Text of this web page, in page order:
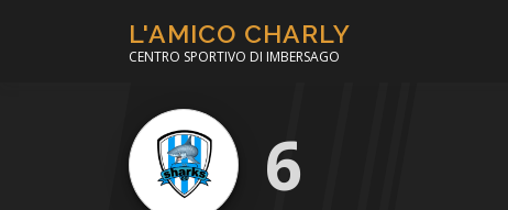
L'AMICO CHARLY
CENTRO SPORTIVO DI IMBERSAGO
6